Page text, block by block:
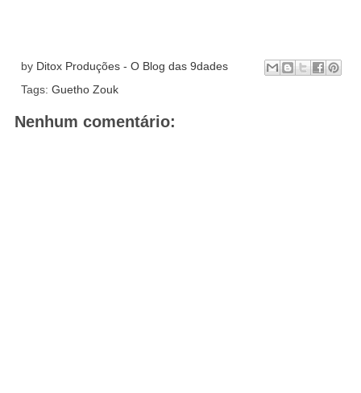
by Ditox Produções - O Blog das 9dades
Tags: Guetho Zouk
Nenhum comentário: